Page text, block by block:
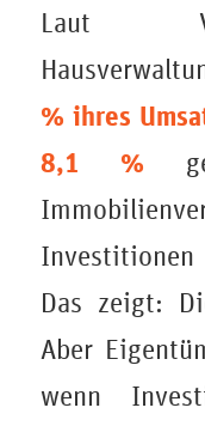
Laut
% ihres
8,1 %
Das zeigt:
Aber
wenn